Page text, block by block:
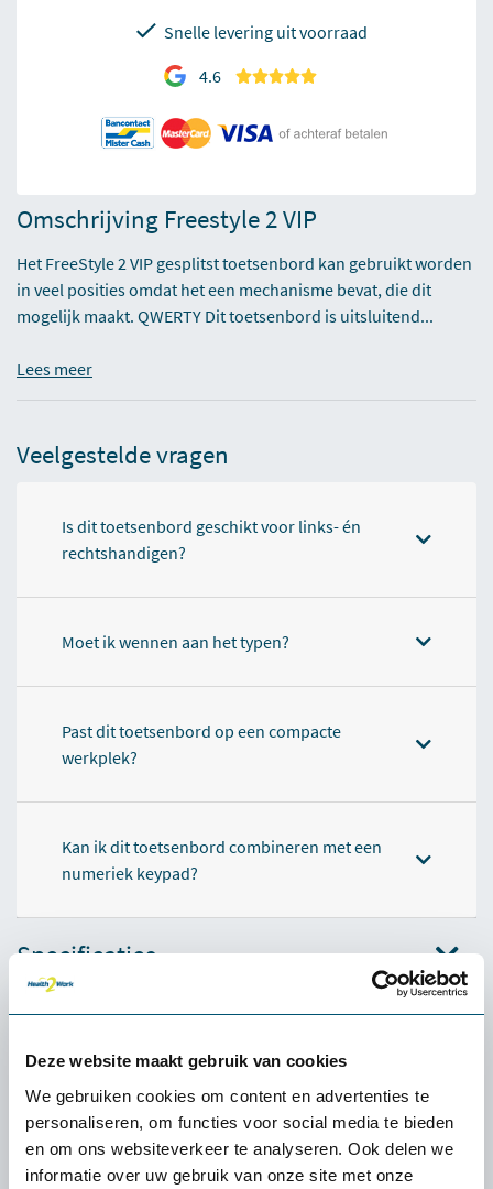
Deze website maakt gebruik van cookies
We gebruiken cookies om content en advertenties te
personaliseren, om functies voor social media te bieden
en om ons websiteverkeer te analyseren. Ook delen we
informatie over uw gebruik van onze site met onze
Snelle levering uit voorraad
4.6
Omschrijving Freestyle 2 VIP
Het FreeStyle 2 VIP gesplitst toetsenbord kan gebruikt worden
in veel posities omdat het een mechanisme bevat, die dit
mogelijk maakt. QWERTY Dit toetsenbord is uitsluitend...
Lees meer
Veelgestelde vragen
Is dit toetsenbord geschikt voor links- én
rechtshandigen?
Moet ik wennen aan het typen?
Past dit toetsenbord op een compacte
werkplek?
Kan ik dit toetsenbord combineren met een
numeriek keypad?
Specificaties
Relevante producten